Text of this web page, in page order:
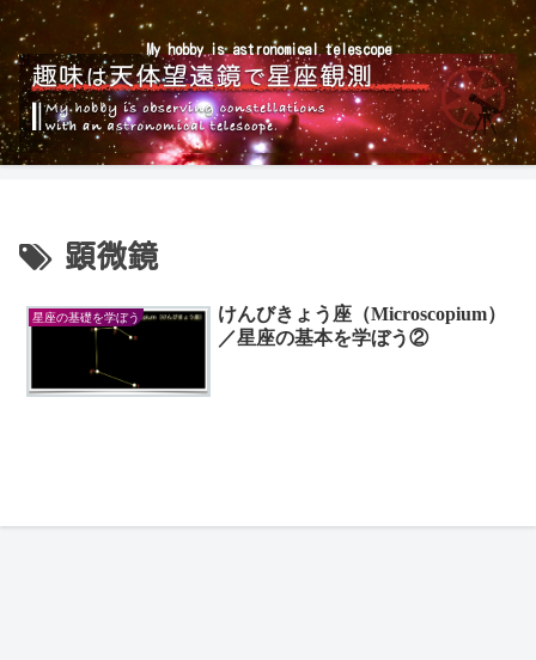
My hobby is astronomical telescope
顕微鏡
星座の基礎を学ぼう
けんびきょう座（Microscopium）
／星座の基本を学ぼう②